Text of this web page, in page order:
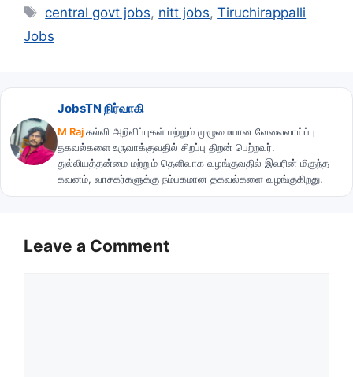
Tags
central govt jobs, nitt jobs,Tiruchirappalli
Jobs
JobsTN நிர்வாகி
M Rajகல்வி அறிவிப்புகள் மற்றும் முழுமையான வேலைவாய்ப்பு
தகவல்களை உருவாக்குவதில் சிறப்பு திறன் பெற்றவர்.
துல்லியத்தன்மை மற்றும் தெளிவாக வழங்குவதில் இவரின் மிகுந்த
கவனம், வாசகர்களுக்கு நம்பகமான தகவல்களை வழங்குகிறது.
Leave a Comment